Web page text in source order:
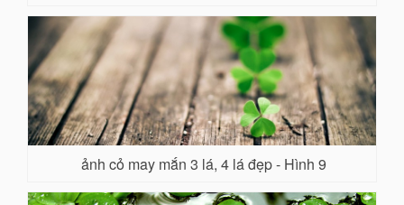
ảnh cỏ may mắn 3 lá, 4 lá đẹp - Hình 9